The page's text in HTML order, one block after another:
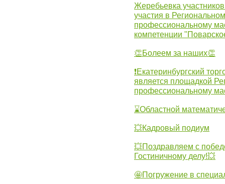
Жеребьевка
участия в
профессиональному
компетенции
👏Болеем за наших👏
❗Екатеринбургский
является площадкой
профессиональному
⌛Областной
💥Кадровый подиум
💥Поздравляем с
Гостиничному делу!💥
🤩Погружение в